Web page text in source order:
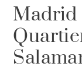
Madrid